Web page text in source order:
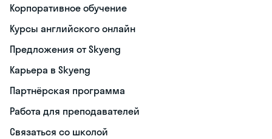
Корпоративное обучение
Курсы английского онлайн
Предложения от Skyeng
Карьера в Skyeng
Партнёрская программа
Работа для преподавателей
Связаться со школой